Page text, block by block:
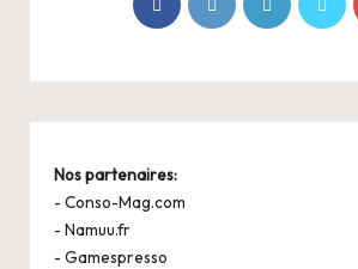
Nos partenaires:
- Conso-Mag.com
- Namuu.fr
- Gamespresso